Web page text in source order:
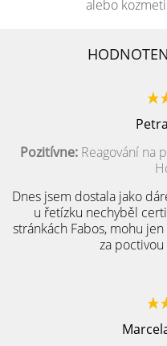
alebo
Pozitívne:Reagování na
Dnes jsem dostala jako
u řetízku nechyběl
stránkách Fabos, mohu
za